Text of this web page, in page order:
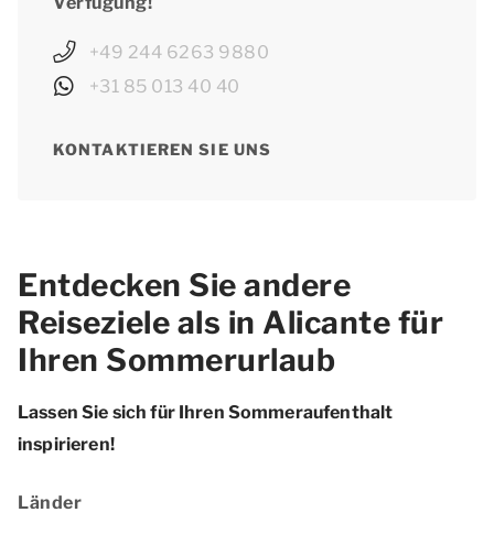
+49 244 6263 9880
+31 85 013 40 40
KONTAKTIEREN SIE UNS
Entdecken Sie andere
Reiseziele als in Alicante für
Ihren Sommerurlaub
Lassen Sie sich für Ihren Sommeraufenthalt
inspirieren!
Länder